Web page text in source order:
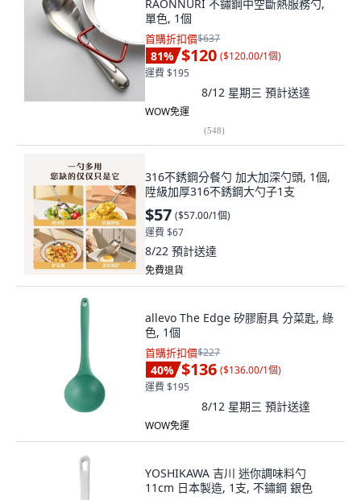
RAONNURI 不鏽鋼中空斷熱服務勺,
單色, 1個
首購折扣價$637
81% $120 ($120.00/1個)
運費 $195
8/12 星期三 預計送達
WOW免運
(548)
316不銹鋼分餐勺 加大加深勺頭, 1個,
陞級加厚316不銹鋼大勺子1支
$57 ($57.00/1個)
運費 $67
8/22 預計送達
免費退貨
allevo The Edge 矽膠廚具 分菜匙, 綠
色, 1個
首購折扣價$227
40% $136 ($136.00/1個)
運費 $195
8/12 星期三 預計送達
WOW免運
YOSHIKAWA 吉川 迷你調味料勺
11cm 日本製造, 1支, 不鏽鋼 銀色